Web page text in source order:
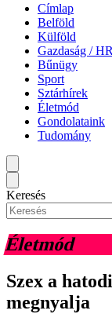
Címlap
Belföld
Külföld
Gazdaság / HR
Bűnügy
Sport
Sztárhírek
Életmód
Gondolataink
Tudomány
Keresés
Életmód
Szex a
megnyalja